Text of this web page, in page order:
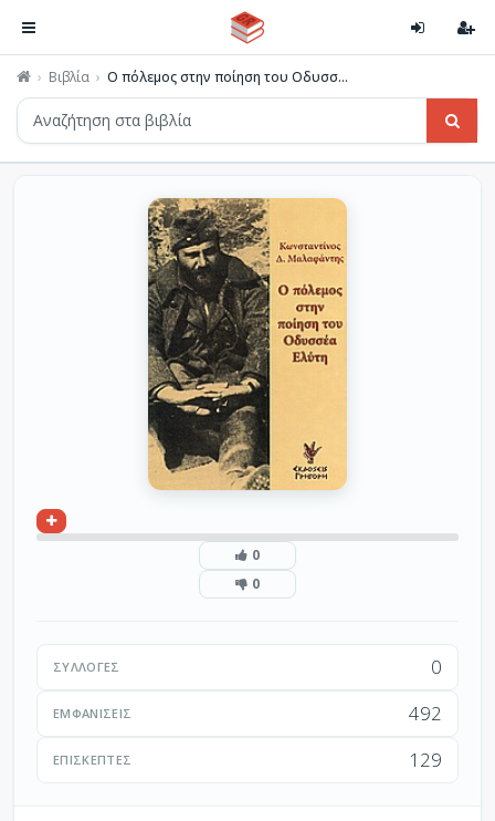
Βιβλία Ο πόλεμος στην ποίηση του Οδυσσ...
0
0
ΣΥΛΛΟΓΈΣ 0
ΕΜΦΑΝΊΣΕΙΣ 492
ΕΠΙΣΚΈΠΤΕΣ 129